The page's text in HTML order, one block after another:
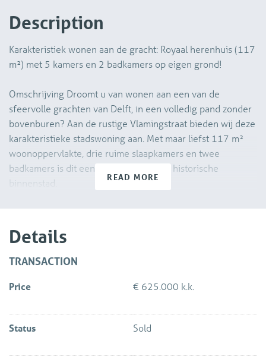
Description
Karakteristiek wonen aan de gracht: Royaal herenhuis (117
m²) met 5 kamers en 2 badkamers op eigen grond!
Omschrijving Droomt u van wonen aan een van de
sfeervolle grachten van Delft, in een volledig pand zonder
bovenburen? Aan de rustige Vlamingstraat bieden wij deze
karakteristieke stadswoning aan. Met maar liefst 117 m²
woonoppervlakte, drie ruime slaapkamers en twee
badkamers is dit een unieke kans in de historische
binnenstad.
De woning ligt op een toplocatie: rustig gelegen aan het
water, maar met alle stadse voorzieningen om de hoek. Het
station Delft Centraal, de TU-campus en uitvalswegen
A4/A13 zijn binnen enkele minuten bereikbaar. Kortom:
Begane grond – Woonkeuken & Comfort Entree in de
READ MORE
Details
TRANSACTION
Price € 625.000 k.k.
Status Sold